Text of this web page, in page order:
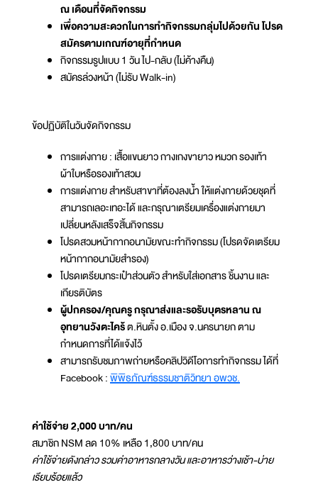
ณ เดือนที่จัดกิจกรรม
เพื่อความสะดวกในการทำกิจกรรมกลุ่มไปด้วยกัน โปรด
สมัครตามเกณฑ์อายุที่กำหนด
กิจกรรมรูปแบบ 1 วัน ไป-กลับ (ไม่ค้างคืน)
สมัครล่วงหน้า (ไม่รับ Walk-in)
ข้อปฏิบัติในวันจัดกิจกรรม
การแต่งกาย : เสื้อแขนยาว กางเกงขายาว หมวก รองเท้า
ผ้าใบหรือรองเท้าสวม
การแต่งกาย สำหรับสาขาที่ต้องลงน้ำ ให้แต่งกายด้วยชุดที่
สามารถเลอะเทอะได้ และกรุณาเตรียมเครื่องแต่งกายมา
เปลี่ยนหลังเสร็จสิ้นกิจกรรม
โปรดสวมหน้ากากอนามัยขณะทำกิจกรรม (โปรดจัดเตรียม
หน้ากากอนามัยสำรอง)
โปรดเตรียมกระเป๋าส่วนตัว สำหรับใส่เอกสาร ชิ้นงาน และ
เกียรติบัตร
ผู้ปกครอง/คุณครู กรุณาส่งและรอรับบุตรหลาน ณ
อุทยานวังตะไคร้ต.หินตั้ง อ.เมือง จ.นครนายก ตาม
กำหนดการที่ได้แจ้งไว้
สามารถรับชมภาพถ่ายหรือคลิปวิดีโอการทำกิจกรรม ได้ที่
Facebook :พิพิธภัณฑ์ธรรมชาติวิทยา อพวช.
ค่าใช้จ่าย 2,000 บาท/คน
สมาชิก NSM ลด 10% เหลือ 1,800 บาท/คน
ค่าใช้จ่ายดังกล่าว รวมค่าอาหารกลางวัน และอาหารว่างเช้า-บ่าย
เรียบร้อยแล้ว